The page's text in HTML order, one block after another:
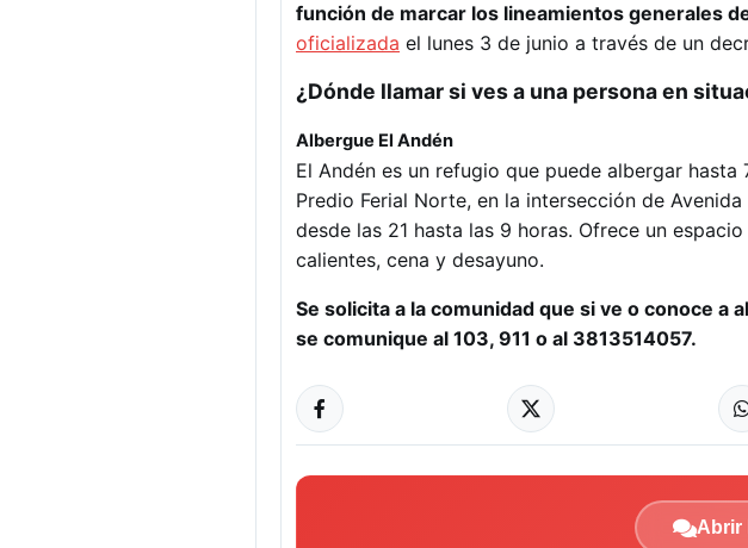
función de marcar los lineamientos generales
oficializada el lunes 3 de junio a través de un
¿Dónde llamar si ves a una persona en
Albergue El Andén
El Andén es un refugio que puede albergar
Predio Ferial Norte, en la intersección de
desde las 21 hasta las 9 horas. Ofrece un
calientes, cena y desayuno.
Se solicita a la comunidad que si ve o conoce a
se comunique al 103, 911 o al 3813514057.
Abrir